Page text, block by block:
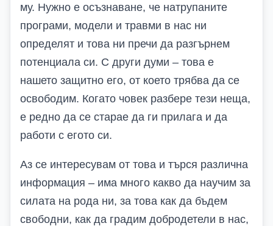
му. Нужно е осъзнаване, че натрупаните
програми, модели и травми в нас ни
определят и това ни пречи да разгърнем
потенциала си. С други думи – това е
нашето защитно его, от което трябва да се
освободим. Когато човек разбере тези неща,
е редно да се старае да ги прилага и да
работи с егото си.
Аз се интересувам от това и търся различна
информация – има много какво да научим за
силата на рода ни, за това как да бъдем
свободни, как да градим добродетели в нас,